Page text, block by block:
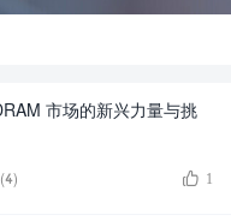
市场的新兴力量与挑
1